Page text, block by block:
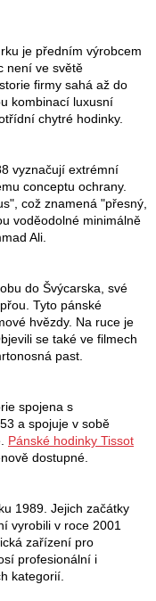
je předním výrobcem
není ve světě
firmy sahá až do
kombinací luxusní
chytré hodinky.
vyznačují extrémní
conceptu ochrany.
což znamená "přesný,
voděodolné minimálně
Ali.
do Švýcarska, své
Tyto pánské
hvězdy. Na ruce je
se také ve filmech
past.
spojena s
a spojuje v sobě
Pánské hodinky Tissot
dostupné.
1989. Jejich začátky
vyrobili v roce 2001
zařízení pro
profesionální i
kategorií.